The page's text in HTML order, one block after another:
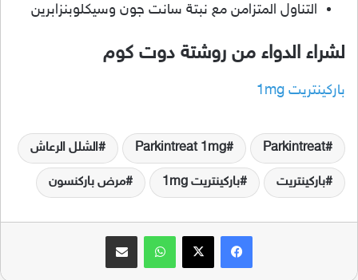
التناول المتزامن مع نبتة سانت جون وسيكلوبنزابرين
لشراء الدواء من روشتة دوت كوم
باركينتريت 1mg
Parkintreat
Parkintreat 1mg الشلل الرعاش
باركينتريت باركينتريت 1mg مرض باركنسون
فيسبوك واتساب